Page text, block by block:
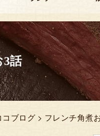
3話
コブログ > フレンチ角煮